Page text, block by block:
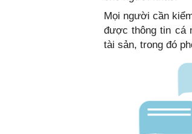
Mọi người cần
được thông tin cá
tài sản, trong đó